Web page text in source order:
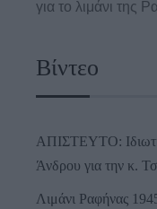
για το λιμάνι της
Βίντεο
ΑΠΙΣΤΕΥΤΟ:
Άνδρου για την κ.
Λιμάνι Ραφήνας